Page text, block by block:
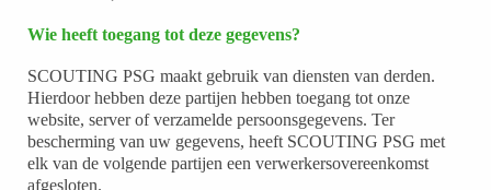
Wie heeft toegang tot deze gegevens?
SCOUTING PSG maakt gebruik van diensten van derden.
Hierdoor hebben deze partijen hebben toegang tot onze
website, server of verzamelde persoonsgegevens. Ter
bescherming van uw gegevens, heeft SCOUTING PSG met
elk van de volgende partijen een verwerkersovereenkomst
afgesloten.